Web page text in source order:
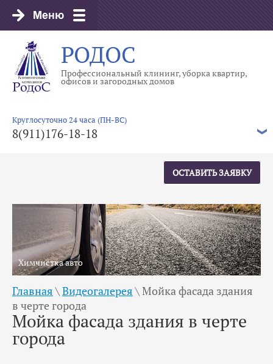
РОДОС
Профессиональный клининг, уборка квартир,
офисов и загородных домов
Круглосуточно 24 часа (ПН-ВС)
8(911)176-18-18
ОСТАВИТЬ ЗАЯВКУ
Химчистка авто
Главная\Видеогалерея\Мойка фасада здания
в черте города
Мойка фасада здания в черте
города